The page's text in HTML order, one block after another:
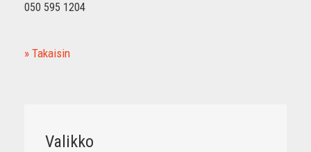
050 595 1204
» Takaisin
Valikko